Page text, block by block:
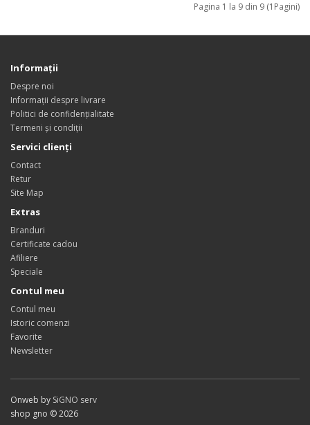
Pagina 1 la 9 din 9 (1Pagini)
Informații
Despre noi
Informații despre livrare
Politici de confidențialitate
Termeni și condiții
Servici clienți
Contact
Retur
Site Map
Extras
Branduri
Certificate cadou
Afiliere
Speciale
Contul meu
Contul meu
Istoric comenzi
Favorite
Newsletter
Onweb by SiGNO serv
shop gno © 2026